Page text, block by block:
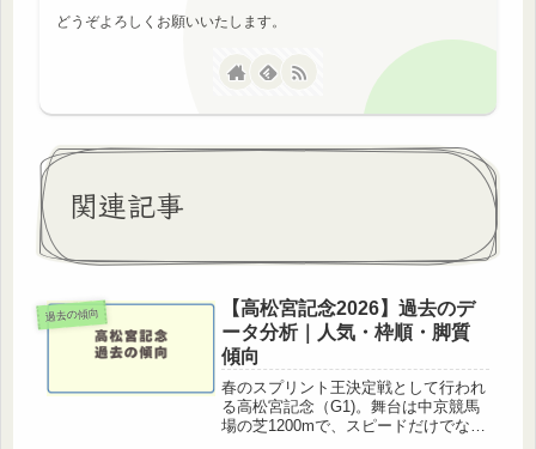
どうぞよろしくお願いいたします。
関連記事
過去の傾向
【高松宮記念2026】過去のデ
ータ分析｜人気・枠順・脚質
傾向
春のスプリント王決定戦として行われ
る高松宮記念（G1)。舞台は中京競馬
場の芝1200mで、スピードだけでなく